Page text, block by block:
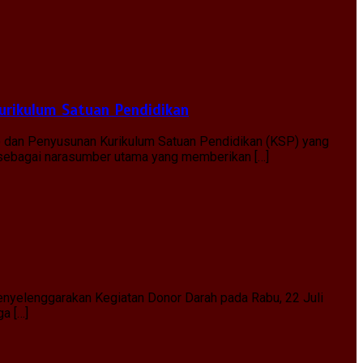
Satuan Pendidikan
Penyusunan Kurikulum Satuan Pendidikan (KSP) yang
narasumber utama yang memberikan […]
Kegiatan Donor Darah pada Rabu, 22 Juli
[…]